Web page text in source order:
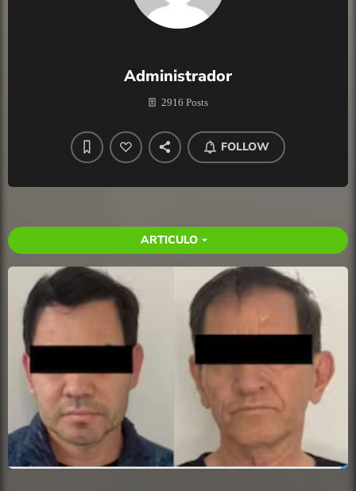
Administrador
2916 Posts
FOLLOW
ARTICULO arrow_drop_down